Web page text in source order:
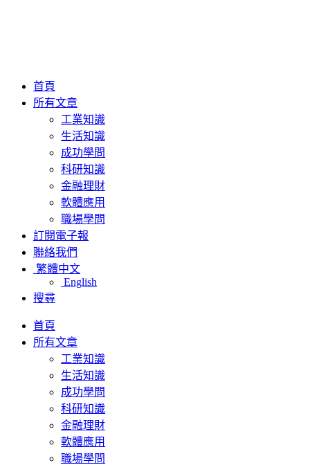
首頁
所有文章
工業知識
生活知識
成功學問
科研知識
金融理財
軟體應用
職場學問
訂閱電子報
聯絡我們
繁體中文
English
搜尋
首頁
所有文章
工業知識
生活知識
成功學問
科研知識
金融理財
軟體應用
職場學問